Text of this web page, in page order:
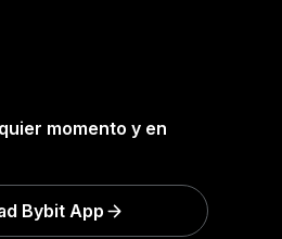
momento y en
Bybit App